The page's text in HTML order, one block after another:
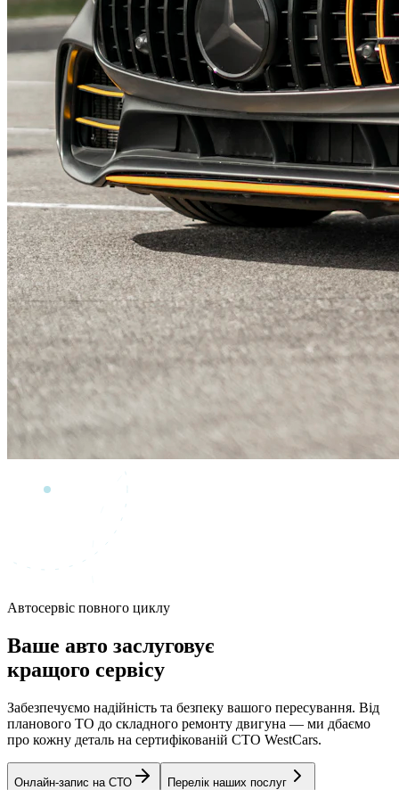
Автосервіс повного циклу
Ваше авто заслуговує
кращого сервісу
Забезпечуємо надійність та безпеку вашого пересування. Від
планового ТО до складного ремонту двигуна — ми дбаємо
про кожну деталь на сертифікованій СТО WestCars.
Онлайн-запис на СТО Перелік наших послуг